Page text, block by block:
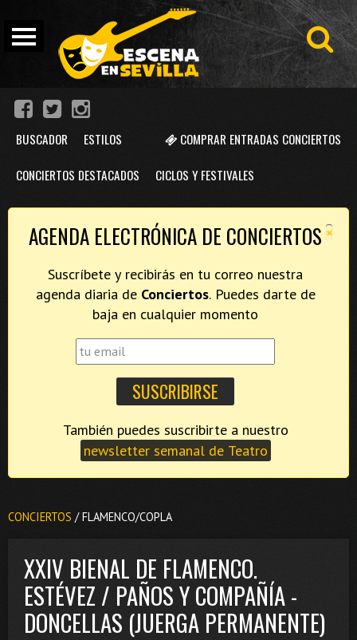
COMPRAR ENTRADAS CONCIERTOS
BUSCADOR ESTILOS
CONCIERTOS DESTACADOS CICLOS Y FESTIVALES
×
AGENDA ELECTRÓNICA DE CONCIERTOS
Suscríbete y recibirás en tu correo nuestra
agenda diaria de Conciertos. Puedes darte de
baja en cualquier momento
newsletter semanal de Teatro
CONCIERTOS / FLAMENCO/COPLA
XXIV BIENAL DE FLAMENCO.
ESTÉVEZ / PAÑOS Y COMPAÑÍA -
DONCELLAS (JUERGA PERMANENTE)